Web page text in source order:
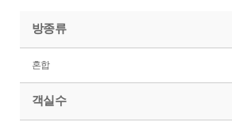
방종류
혼합
객실수